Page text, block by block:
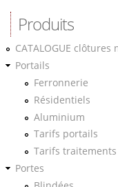
Produits
CATALOGUE clôtures
Portails
Ferronnerie
Résidentiels
Aluminium
Tarifs portails
Tarifs traitements
Portes